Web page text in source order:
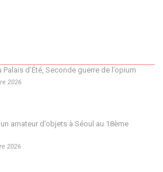
Palais d’Été, Seconde guerre de l’opium
2026
amateur d’objets à Séoul au 18ème
2026